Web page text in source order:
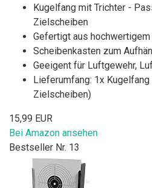
Kugelfang mit Trichter -
Zielscheiben
Gefertigt aus
Scheibenkasten zum
Geeigent für Luftgewehr,
Lieferumfang: 1x Kugelfang
Zielscheiben)
15,99 EUR
Bei Amazon ansehen
Bestseller Nr. 13